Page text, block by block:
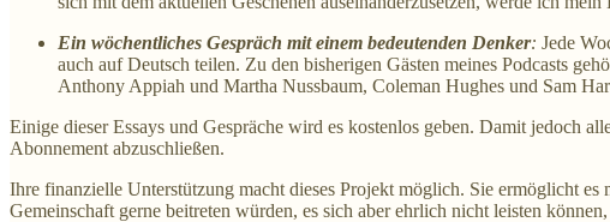
Ein wöchentliches Gespräch mit einem bedeutenden Denker: Jede
auch auf Deutsch teilen. Zu den bisherigen Gästen meines Podcasts
Anthony Appiah und Martha Nussbaum, Coleman Hughes und Sam
Einige dieser Essays und Gespräche wird es kostenlos geben. Damit jedoch
Abonnement abzuschließen.
Ihre finanzielle Unterstützung macht dieses Projekt möglich. Sie ermöglicht
Gemeinschaft gerne beitreten würden, es sich aber ehrlich nicht leisten